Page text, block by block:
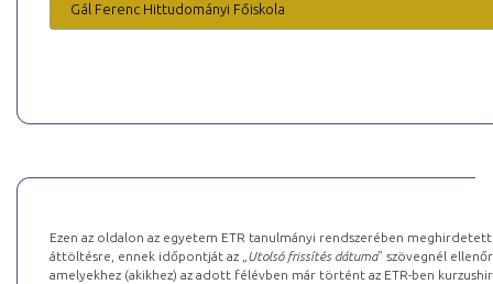
Gál Ferenc Hittudományi Főiskola
Ezen az oldalon az egyetem ETR tanulmányi rendszerében
áttöltésre, ennek időpontját az „ Utolsó frissítés dátuma” szövegnél
amelyekhez (akikhez) az adott félévben már történt az ETR-ben